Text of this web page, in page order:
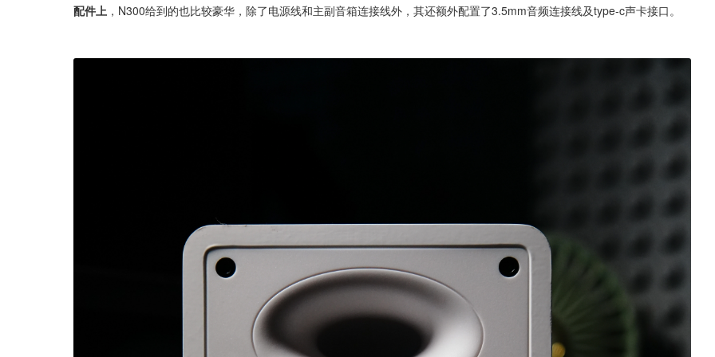
配件上 ，N300给到的也比较豪华，除了电源线和主副音箱连接线外，其还额外配置了3.5mm音频连接线及type-c声卡接口。